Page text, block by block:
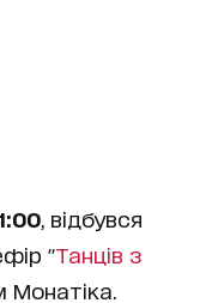
, відбувся
"Танців з
Монатіка.